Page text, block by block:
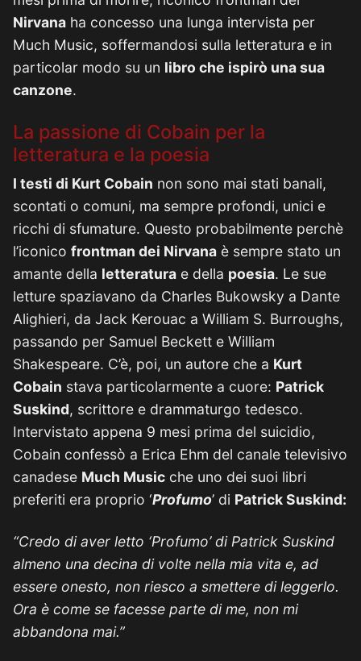
Nirvana ha concesso una lunga intervista per
Much Music, soffermandosi sulla letteratura e in
particolar modo su un libro che ispirò una sua
canzone.
La passione di Cobain per la
letteratura e la poesia
I testi di Kurt Cobain non sono mai stati banali,
scontati o comuni, ma sempre profondi, unici e
ricchi di sfumature. Questo probabilmente perchè
l’iconico frontman dei Nirvana è sempre stato un
amante della letteratura e della poesia. Le sue
letture spaziavano da Charles Bukowsky a Dante
Alighieri, da Jack Kerouac a William S. Burroughs,
passando per Samuel Beckett e William
Shakespeare. C’è, poi, un autore che a Kurt
Cobain stava particolarmente a cuore: Patrick
Suskind, scrittore e drammaturgo tedesco.
Intervistato appena 9 mesi prima del suicidio,
Cobain confessò a Erica Ehm del canale televisivo
canadese Much Music che uno dei suoi libri
preferiti era proprio ‘Profumo’ di Patrick Suskind:
“Credo di aver letto ‘Profumo’ di Patrick Suskind
almeno una decina di volte nella mia vita e, ad
essere onesto, non riesco a smettere di leggerlo.
Ora è come se facesse parte di me, non mi
abbandona mai.”